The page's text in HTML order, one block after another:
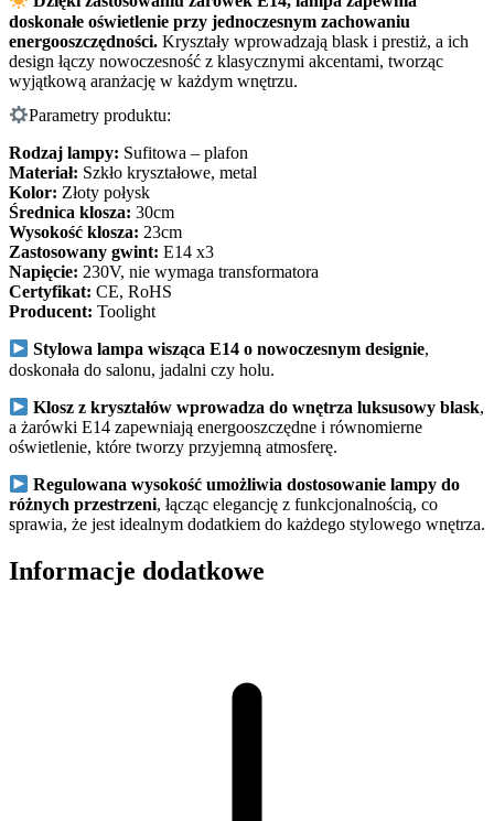
doskonałe oświetlenie przy jednoczesnym zachowaniu
energooszczędności. Kryształy wprowadzają blask i prestiż, a ich
design łączy nowoczesność z klasycznymi akcentami, tworząc
wyjątkową aranżację w każdym wnętrzu.
Parametry produktu:
Rodzaj lampy: Sufitowa – plafon
Materiał: Szkło kryształowe, metal
Kolor: Złoty połysk
Średnica klosza: 30cm
Wysokość klosza: 23cm
Zastosowany gwint: E14 x3
Napięcie: 230V, nie wymaga transformatora
Certyfikat: CE, RoHS
Producent: Toolight
Stylowa lampa wisząca E14 o nowoczesnym designie,
doskonała do salonu, jadalni czy holu.
Klosz z kryształów wprowadza do wnętrza luksusowy blask,
a żarówki E14 zapewniają energooszczędne i równomierne
oświetlenie, które tworzy przyjemną atmosferę.
Regulowana wysokość umożliwia dostosowanie lampy do
różnych przestrzeni, łącząc elegancję z funkcjonalnością, co
sprawia, że jest idealnym dodatkiem do każdego stylowego wnętrza.
Informacje dodatkowe